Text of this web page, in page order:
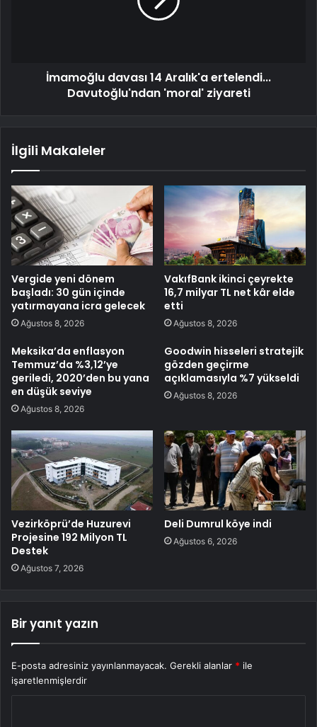
İmamoğlu davası 14 Aralık'a ertelendi...
Davutoğlu'ndan 'moral' ziyareti
İlgili Makaleler
Vergide yeni dönem
başladı: 30 gün içinde
yatırmayana icra gelecek
Ağustos 8, 2026
VakıfBank ikinci çeyrekte
16,7 milyar TL net kâr elde
etti
Ağustos 8, 2026
Meksika’da enflasyon
Temmuz’da %3,12’ye
geriledi, 2020’den bu yana
en düşük seviye
Ağustos 8, 2026
Goodwin hisseleri stratejik
gözden geçirme
açıklamasıyla %7 yükseldi
Ağustos 8, 2026
Vezirköprü’de Huzurevi
Projesine 192 Milyon TL
Destek
Ağustos 7, 2026
Deli Dumrul köye indi
Ağustos 6, 2026
Bir yanıt yazın
E-posta adresiniz yayınlanmayacak. Gerekli alanlar * ile
işaretlenmişlerdir